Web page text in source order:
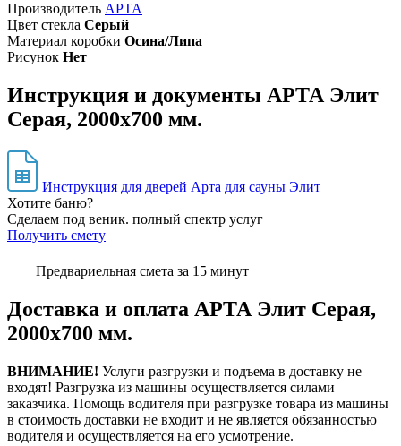
Производитель АРТА
Цвет стекла Серый
Материал коробки Осина/Липа
Рисунок Нет
Инструкция и документы АРТА Элит
Серая, 2000х700 мм.
Инструкция для дверей Арта для сауны Элит
Хотите баню?
Сделаем под веник. полный спектр услуг
Получить смету
Предвариельная смета за 15 минут
Доставка и оплата АРТА Элит Серая,
2000х700 мм.
ВНИМАНИЕ! Услуги разгрузки и подъема в доставку не
входят! Разгрузка из машины осуществляется силами
заказчика. Помощь водителя при разгрузке товара из машины
в стоимость доставки не входит и не является обязанностью
водителя и осуществляется на его усмотрение.